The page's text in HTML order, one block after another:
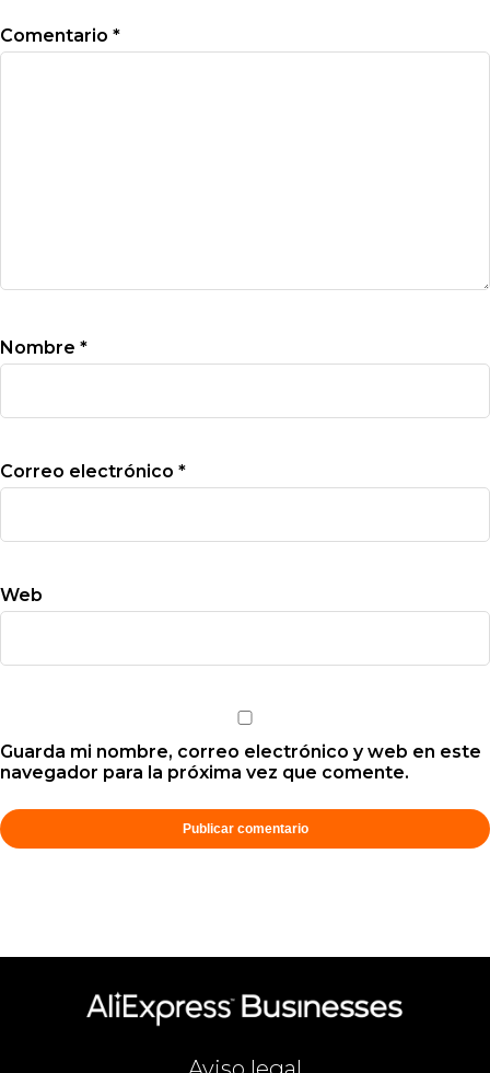
Comentario *
Nombre *
Correo electrónico *
Web
Guarda mi nombre, correo electrónico y web en este
navegador para la próxima vez que comente.